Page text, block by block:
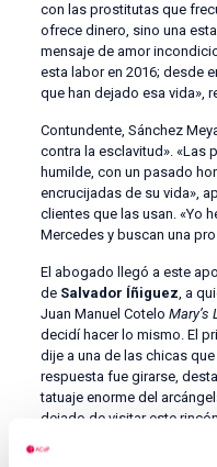
con las prostitutas que
ofrece dinero, sino una
mensaje de amor
esta labor en 2016; desde
que han dejado esa vida»,
Contundente, Sánchez
contra la esclavitud». «Las
humilde, con un pasado
encrucijadas de su vida»,
clientes que las usan. «Yo
Mercedes y buscan una
El abogado llegó a este
de Salvador Íñiguez, a
Juan Manuel Cotelo Mary’s
decidí hacer lo mismo. El
dije a una de las chicas
respuesta fue girarse,
tatuaje enorme del
dejado de visitar este